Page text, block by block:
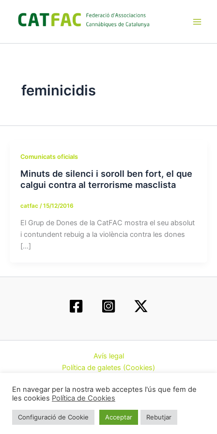
contenido
feminicidis
Comunicats oficials
Minuts de silenci i soroll ben fort, el que
calgui contra al terrorisme masclista
catfac /15/12/2016
El Grup de Dones de la CatFAC mostra el seu absolut
i contundent rebuig a la violència contra les dones
[…]
Avís legal
Política de galetes (Cookies)
Contacte
Cannàbiques de Catalunya (CatFAC)
En navegar per la nostra web acceptes l'ús que fem de
les cookies Política de Cookies
Configuració de Cookie Acceptar Rebutjar